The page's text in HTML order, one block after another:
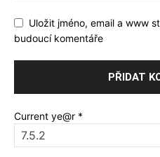
Uložit jméno, email a www
budoucí komentáře
Current ye@r *